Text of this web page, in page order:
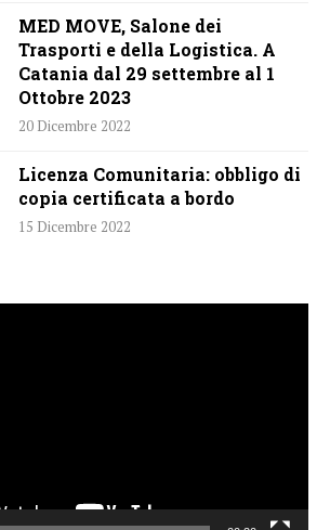
MED MOVE, Salone dei
Trasporti e della Logistica. A
Catania dal 29 settembre al 1
Ottobre 2023
20 Dicembre 2022
Licenza Comunitaria: obbligo di
copia certificata a bordo
15 Dicembre 2022